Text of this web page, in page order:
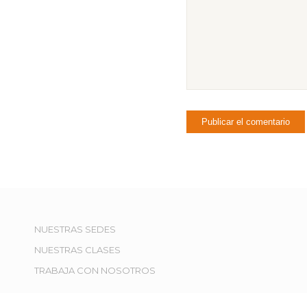
NUESTRAS SEDES
NUESTRAS CLASES
TRABAJA CON NOSOTROS